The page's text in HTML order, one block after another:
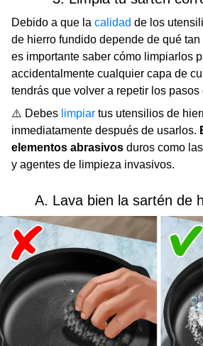
Debido a que la calidad de los
de hierro fundido depende de qué
es importante saber cómo limpiarlos
accidentalmente cualquier capa de
tendrás que volver a repetir los pasos
⚠️ Debes limpiar tus utensilios de
inmediatamente después de usarlos.
elementos abrasivos duros como
y agentes de limpieza invasivos.
A. Lava bien la sartén de